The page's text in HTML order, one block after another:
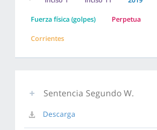
Fuerza física (golpes) Perpetua
Corrientes
Sentencia Segundo W.
Descarga